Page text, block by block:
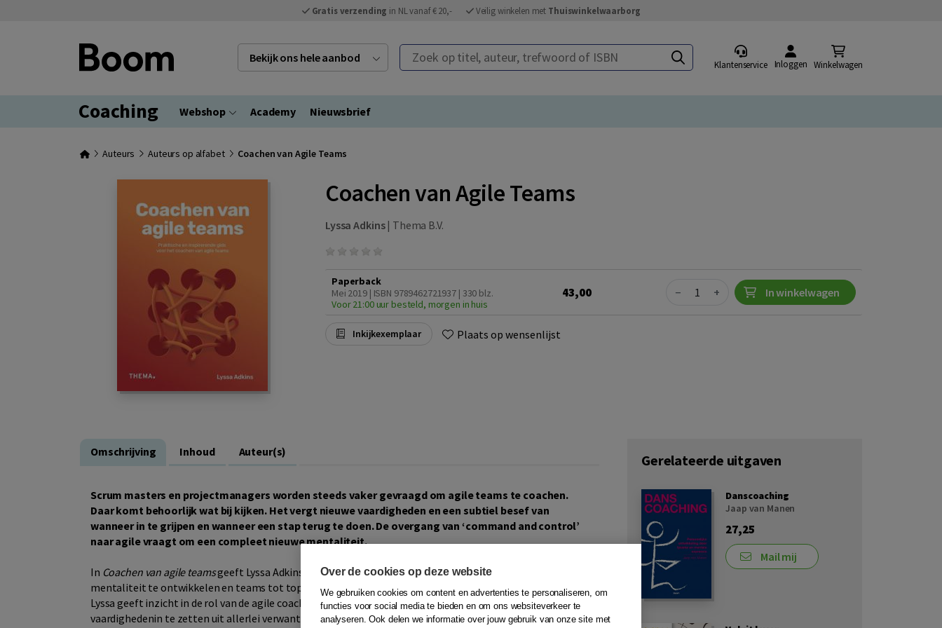
Gratis verzending in NL vanaf € 20,- Veilig winkelen met Thuiswinkelwaarborg
Bekijk ons hele aanbod Zoek op titel, auteur, trefwoord of ISBN
Klantenservice Inloggen Winkelwagen
Coaching Webshop Academy Nieuwsbrief
Auteurs Auteurs op alfabet Coachen van Agile Teams
Coachen van Agile Teams
Lyssa Adkins| Thema B.V.
Paperback
Mei 2019 | ISBN 9789462721937 | 330 blz.
Voor 21:00 uur besteld, morgen in huis
43,00 Quantity
− + In winkelwagen
Inkijkexemplaar Plaats op wensenlijst
Omschrijving Inhoud Auteur(s)
Scrum masters en projectmanagers worden steeds vaker gevraagd om agile teams te coachen.
Daar komt behoorlijk wat bij kijken. Het vergt nieuwe vaardigheden en een subtiel besef van
wanneer in te grijpen en wanneer een stap terug te doen. De overgang van ‘command and control’
naar agile vraagt om een compleet nieuwe mentaliteit.
In Coachen van agile teamsgeeft Lyssa Adkins agile coaches de bagage die ze nodig hebben om die nieuwe
mentaliteit te ontwikkelen en teams tot topprestaties te brengen in een stimulerende werkomgeving.
Lyssa geeft inzicht in de rol van de agile coach, laat zien wat wel en niet werkt, en leert coaches effectieve
vaardighedenin te zetten uit allerlei verwante disciplines, waaronder professionele coaching en
Gerelateerde uitgaven
Danscoaching
Jaap van Manen
27,25
Mail mij
Over de cookies op deze website
We gebruiken cookies om content en advertenties te personaliseren, om
functies voor social media te bieden en om ons websiteverkeer te
analyseren. Ook delen we informatie over jouw gebruik van onze site met